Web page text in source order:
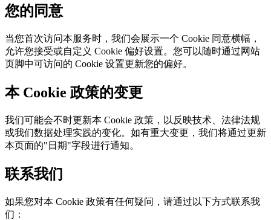
您的同意
当您首次访问本服务时，我们会展示一个 Cookie 同意横幅，
允许您接受或自定义 Cookie 偏好设置。您可以随时通过网站
页脚中可访问的 Cookie 设置更新您的偏好。
本 Cookie 政策的变更
我们可能会不时更新本 Cookie 政策，以反映技术、法律法规
或我们数据处理实践的变化。如有重大变更，我们将通过更新
本页面的"日期"字段进行通知。
联系我们
如果您对本 Cookie 政策有任何疑问，请通过以下方式联系我
们：